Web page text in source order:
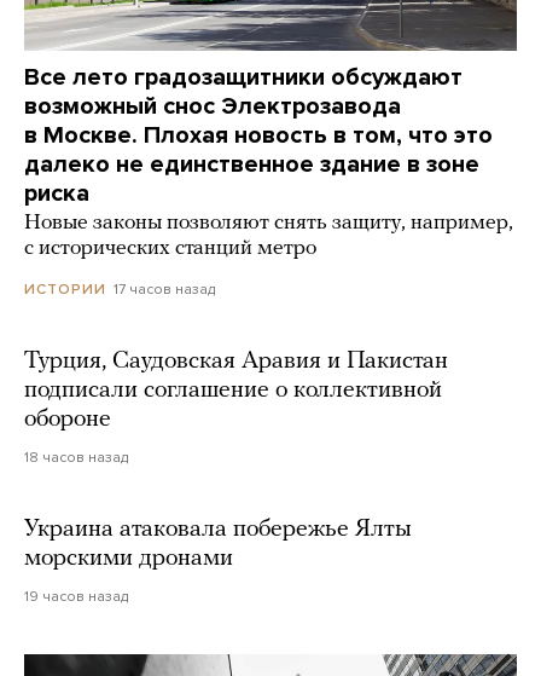
Все лето градозащитники обсуждают
возможный снос Электрозавода
в Москве. Плохая новость в том, что это
далеко не единственное здание в зоне
риска
Новые законы позволяют снять защиту, например,
с исторических станций метро
ИСТОРИИ 17 часов назад
Турция, Саудовская Аравия и Пакистан
подписали соглашение о коллективной
обороне
18 часов назад
Украина атаковала побережье Ялты
морскими дронами
19 часов назад